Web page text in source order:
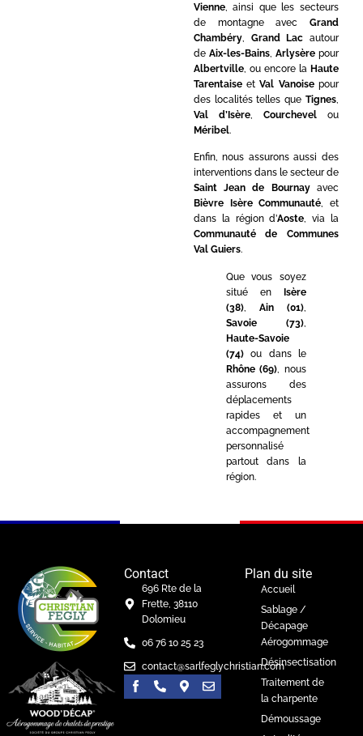
Vienne, ainsi que les secteurs
de montagne avec Grand
Chambéry, Grand Lac autour
de Aix-les-Bains, Arlysèrepour
Albertville, ou encore la Haute
TarentaiseetVal Vanoisepour
des localités telles que Tignes
Val d’Isère, Courchevelou
Méribel.
Enfin, nous assurons aussi des
interventions dans le secteur de
Saint Jean de Bournayavec
Bièvre Isère Communauté, et
dans la région d’Aoste, via la
Communauté de Communes
Val Guiers.
Que vous soyez
situé en Isère
(38), Ain (01)
Savoie (73)
Haute-Savoie
(74)ou dans le
Rhône (69) , nous
assurons des
déplacements
rapides et un
accompagnement
personnalisé
partout dans la
région.
Contact
696 Rte de la
Frette, 38110
Dolomieu
06 76 10 25 23
contact@sarlfeglychristian.com
Plan du site
Accueil
Sablage /
Décapage
Aérogommage
Désinsectisation
Traitement de
la charpente
Démoussage